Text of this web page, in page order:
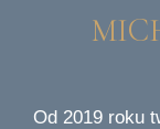
Od 2019 roku